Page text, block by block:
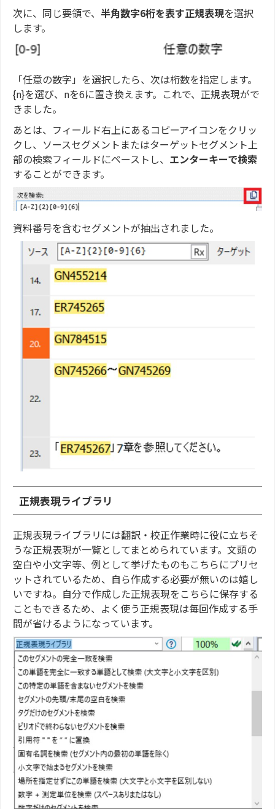
次に、同じ要領で、 半角数字6桁を表す正規表現を選択
します。
「任意の数字」を選択したら、次は桁数を指定します。
{n}を選び、nを6に置き換えます。これで、正規表現がで
きました。
あとは、フィールド右上にあるコピーアイコンをクリッ
クし、ソースセグメントまたはターゲットセグメント上
部の検索フィールドにペーストし、 エンターキーで検索
することができます。
資料番号を含むセグメントが抽出されました。
正規表現ライブラリ
正規表現ライブラリには翻訳・校正作業時に役に立ちそ
うな正規表現が一覧としてまとめられています。文頭の
空白や小文字等、例として挙げたものもこちらにプリセ
ットされているため、自ら作成する必要が無いのは嬉し
いですね。自分で作成した正規表現をこちらに保存する
こともできるため、よく使う正規表現は毎回作成する手
間が省けるようになっています。